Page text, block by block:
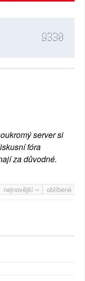
9330
server si
fóra
za důvodné.
nejnovější oblíbené